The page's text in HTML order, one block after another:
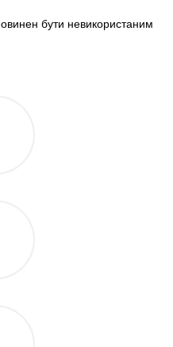
бути невикористаним